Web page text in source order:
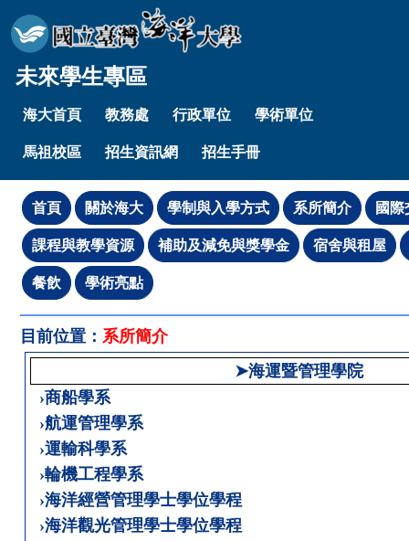
未來學生專區
海大首頁 教務處 行政單位 學術單位
馬祖校區 招生資訊網 招生手冊
目前位置： 系所簡介
➤海運暨管理學院
›商船學系
›航運管理學系
›運輸科學系
›輪機工程學系
›海洋經營管理學士學位學程
›海洋觀光管理學士學位學程